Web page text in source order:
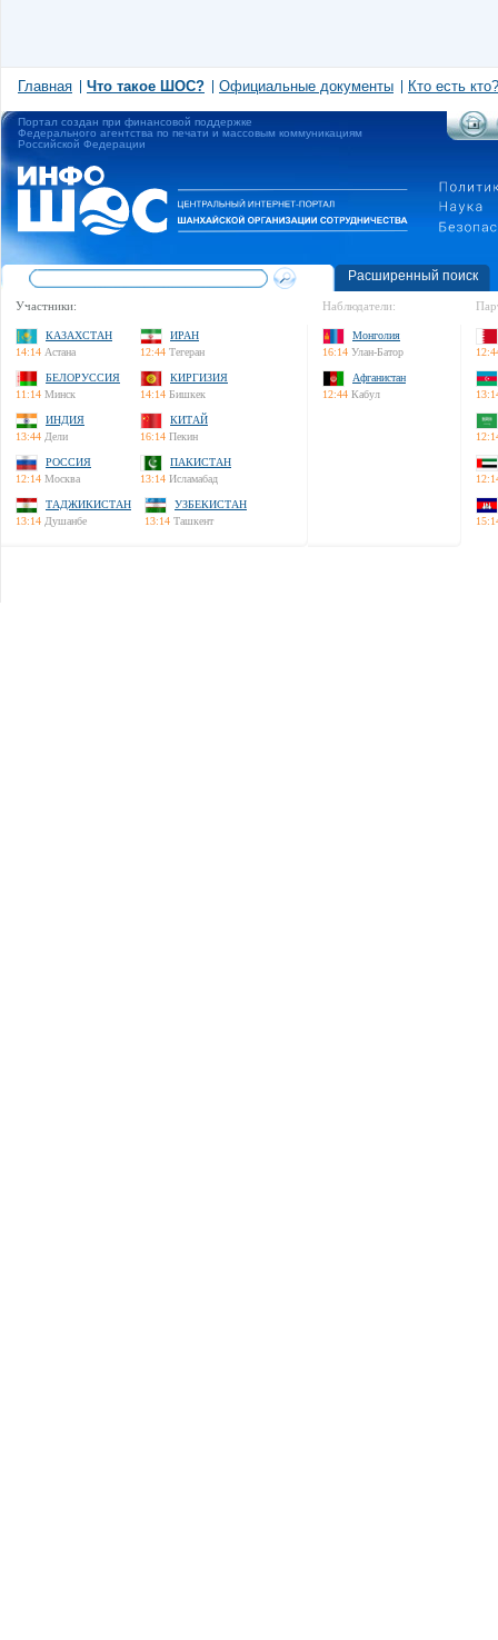
Главная Что такое ШОС? Официальные документы Кто есть кто?
Портал создан при финансовой поддержке
Федерального агентства по печати и массовым коммуникациям
Российской Федерации
Расширенный поиск
Участники:
КАЗАХСТАН
14:14 Астана
ИРАН
12:44 Тегеран
БЕЛОРУССИЯ
11:14 Минск
КИРГИЗИЯ
14:14 Бишкек
ИНДИЯ
13:44 Дели
КИТАЙ
16:14 Пекин
РОССИЯ
12:14 Москва
ПАКИСТАН
13:14 Исламабад
ТАДЖИКИСТАН
13:14 Душанбе
УЗБЕКИСТАН
13:14 Ташкент
Наблюдатели:
Монголия
16:14 Улан-Батор
Афганистан
12:44 Кабул